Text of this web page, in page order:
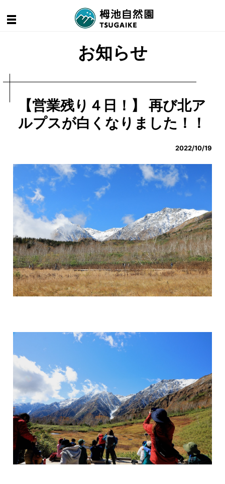
お知らせ
【営業残り４日！】 再び北ア
ルプスが白くなりました！！
2022/10/19